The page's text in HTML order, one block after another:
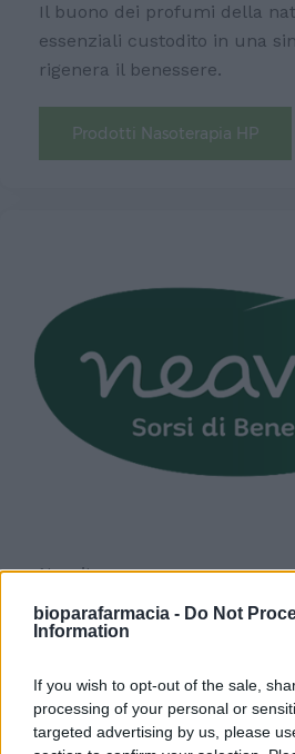
bioparafarmacia - Do Not
Information
If you wish to opt-out of the sale,
processing of your personal or
targeted advertising by us, please
Il buono dei profumi della
essenziali custodito in una
rigenera il benessere.
Prodotti Nasoterapia HP
Neavita
Assapora il mondo Neavita.
Prodotti Neavita